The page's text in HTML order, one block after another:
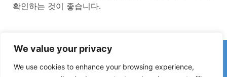
We value your privacy
We use cookies to enhance your browsing experience,
확인하는 것이 좋습니다.
카미노에서 잘못된 정보나 최근 변경 사항을 발견하셨나요?
폐쇄된 숙소, 침수 구간, 우회로, 공사 또는 기타 변경 사항에 대한